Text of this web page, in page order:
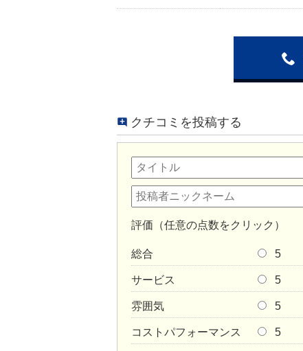
クチコミを投稿する
評価（任意の点数をクリック）
総合 5
サービス 5
雰囲気 5
コストパフォーマンス 5